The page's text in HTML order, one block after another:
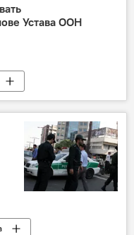
Устава ООН